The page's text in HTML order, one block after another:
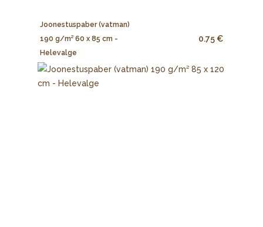
Joonestuspaber (vatman)
190 g/m² 60 x 85 cm -
Helevalge
0.75 €